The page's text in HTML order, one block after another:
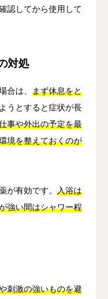
認してから使用して
対処
合は、 まず休息をと
うとすると症状が長
事や外出の予定を最
境を整えておくのが
が有効です。 入浴は
強い間はシャワー程
刺激の強いものを避